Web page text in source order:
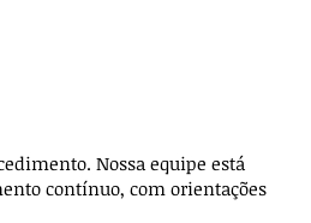
Nossa equipe está
contínuo, com orientações